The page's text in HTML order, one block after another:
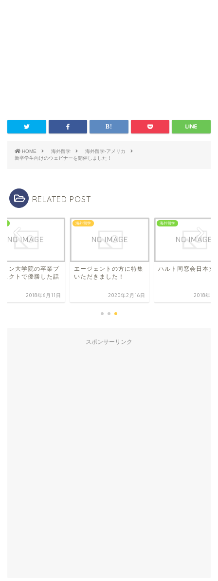
HOME 海外留学
海外留学-アメリカ
新卒学生向けのウェビナーを開催しました！
RELATED POST
トン大学院の卒業プ
ェクトで優勝した話
2018年6月11日
海外留学
エージェントの方に特集
いただきました！
2020年2月16日
海外留学
ハルト同窓会日本支
2018年5
スポンサーリンク